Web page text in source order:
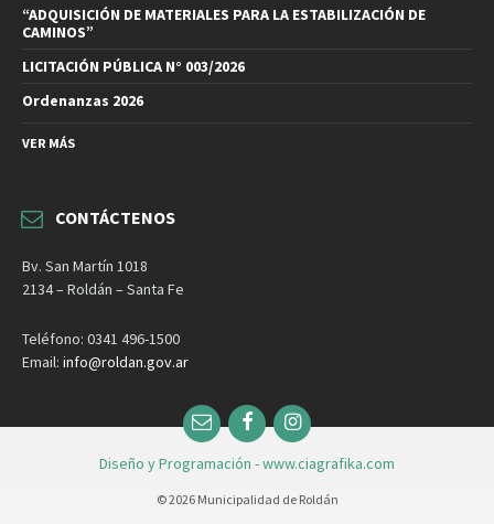
“ADQUISICIÓN DE MATERIALES PARA LA ESTABILIZACIÓN DE
CAMINOS”
LICITACIÓN PÚBLICA N° 003/2026
Ordenanzas 2026
VER MÁS
CONTÁCTENOS
Bv. San Martín 1018
2134 – Roldán – Santa Fe
Teléfono: 0341 496-1500
Email: info@roldan.gov.ar
EmailFacebookInstagram
Diseño y Programación - www.ciagrafika.com
© 2026 Municipalidad de Roldán